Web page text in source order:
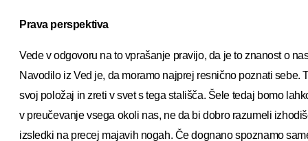
Prava perspektiva
Vede v odgovoru na to vprašanje pravijo, da je to znanost o
Navodilo iz Ved je, da moramo najprej resnično poznati sebe.
svoj položaj in zreti v svet s tega stališča. Šele tedaj bomo
v preučevanje vsega okoli nas, ne da bi dobro razumeli
izsledki na precej majavih nogah. Če dognano spoznamo